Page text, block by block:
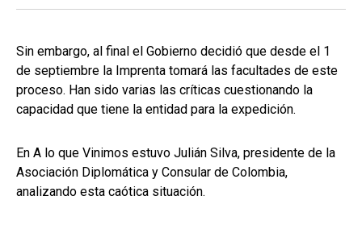
Sin embargo, al final el Gobierno decidió que desde el 1
de septiembre la Imprenta tomará las facultades de este
proceso. Han sido varias las críticas cuestionando la
capacidad que tiene la entidad para la expedición.
En A lo que Vinimos estuvo Julián Silva, presidente de la
Asociación Diplomática y Consular de Colombia,
analizando esta caótica situación.